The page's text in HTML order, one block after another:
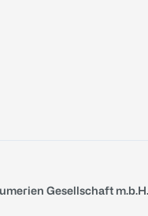
Gesellschaft m.b.H.